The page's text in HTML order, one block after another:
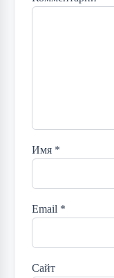
Имя *
Email *
Сайт